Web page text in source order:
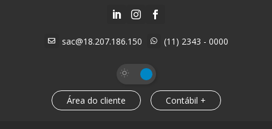
  
 sac@18.207.186.150  (11) 2343 - 0000
Área do cliente Contábil +